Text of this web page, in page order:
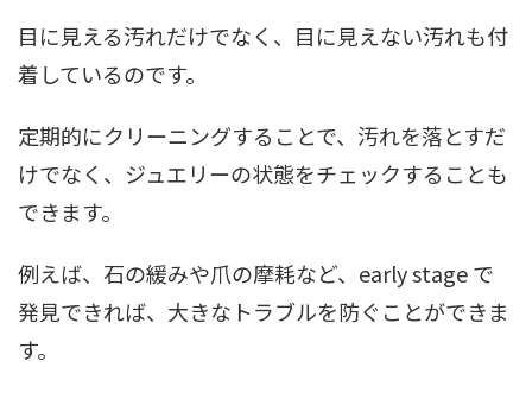
目に見える汚れだけでなく、目に見えない汚れも付
着しているのです。
定期的にクリーニングすることで、汚れを落とすだ
けでなく、ジュエリーの状態をチェックすることも
できます。
例えば、石の緩みや爪の摩耗など、early stage で
発見できれば、大きなトラブルを防ぐことができま
す。